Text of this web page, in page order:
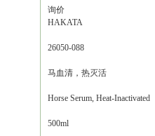
询价
HAKATA
26050-088
马血清，热灭活
Horse Serum, Heat-Inactivated
500ml